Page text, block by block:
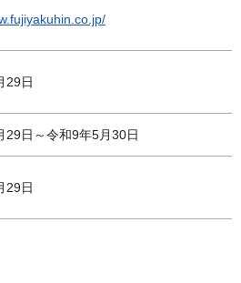
29日
29日～令和9年5月30日
29日